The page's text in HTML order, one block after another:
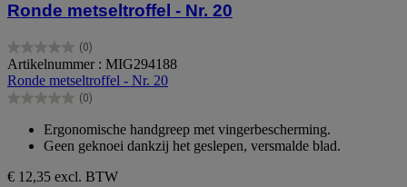
Ronde metseltroffel - Nr. 20
(0)
0.0
van
de
5
Artikelnummer : MIG294188
Ronde metseltroffel - Nr. 20
(0)
0.0
sterren.
Ergonomische handgreep met vingerbescherming.
Geen geknoei dankzij het geslepen, versmalde blad.
€ 12,35 excl. BTW